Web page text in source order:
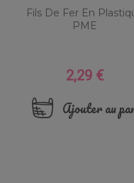
Fils De Fer En
PME
Prix
2,29 €
Ajouter au